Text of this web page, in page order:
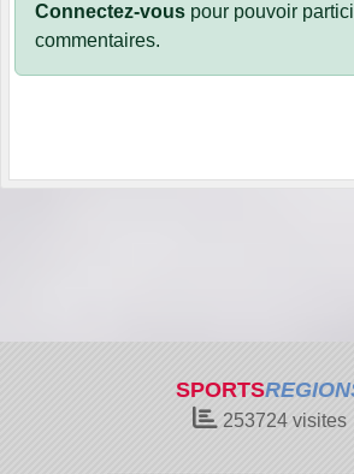
Connectez-vous pour pouvoir
commentaires.
SPORTS
253724 visites